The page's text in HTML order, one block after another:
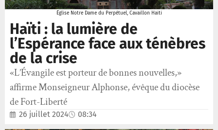
Église Notre Dame du Perpétuel, Cavaillon Haiti
Haïti : la lumière de
l’Espérance face aux ténèbres
de la crise
«L’Évangile est porteur de bonnes nouvelles,»
affirme Monseigneur Alphonse, évêque du diocèse
de Fort-Liberté
26 juillet 2024 08:34